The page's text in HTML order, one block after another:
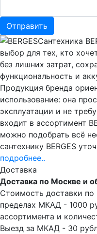
Сантехника
выбор для тех, кто
без лишних затрат,
функциональность и
Продукция бренда
использование: она
эксплуатации и не
входит в ассортимент
можно подобрать всё
сантехнику BERGES
подробнее..
Доставка
Доставка по Москве и
Стоимость доставки
пределах МКАД - 1000
ассортимента и
Выезд за МКАД - 30